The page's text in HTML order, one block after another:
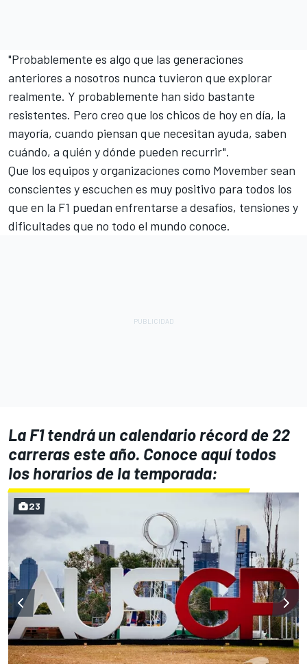
"Probablemente es algo que las generaciones
anteriores a nosotros nunca tuvieron que explorar
realmente. Y probablemente han sido bastante
resistentes. Pero creo que los chicos de hoy en día, la
mayoría, cuando piensan que necesitan ayuda, saben
cuándo, a quién y dónde pueden recurrir".
Que los equipos y organizaciones como Movember sean
conscientes y escuchen es muy positivo para todos los
que en la F1 puedan enfrentarse a desafíos, tensiones y
dificultades que no todo el mundo conoce.
La F1 tendrá un calendario récord de 22
carreras este año. Conoce aquí todos
los horarios de la temporada:
23